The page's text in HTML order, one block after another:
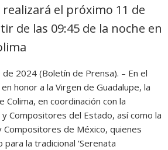
el próximo 11 de
de las 09:45 de la noche en
de 2024 (Boletín de Prensa). – En el
honor a la Virgen de Guadalupe, la
en coordinación con la
Compositores del Estado, así como la
Compositores de México, quienes
la tradicional ‘Serenata